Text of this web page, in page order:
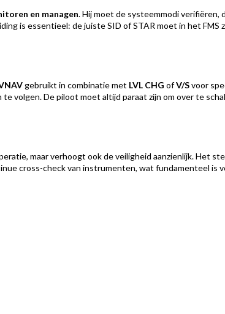
en managen. Hij moet de systeemmodi verifiëren,
is essentieel: de juiste SID of STAR moet in het FMS
gebruikt in combinatie met LVL CHG ofV/Svoor
volgen. De piloot moet altijd paraat zijn om over te
maar verhoogt ook de veiligheid aanzienlijk. Het
cross-check van instrumenten, wat fundamenteel is